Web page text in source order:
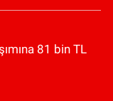
81 bin TL